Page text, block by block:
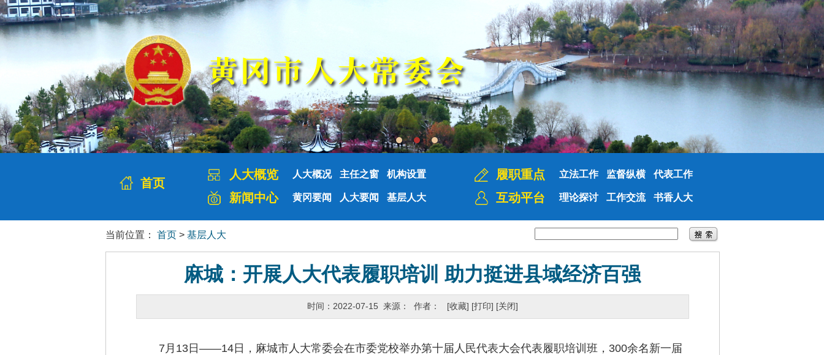
首页
人大概览 人大概况 主任之窗 机构设置
新闻中心 黄冈要闻 人大要闻 基层人大
履职重点 立法工作 监督纵横 代表工作
互动平台 理论探讨 工作交流 书香人大
当前位置： 首页 > 基层人大
麻城：开展人大代表履职培训 助力挺进县域经济百强
时间：2022-07-15 来源： 作者： [收藏] [打印] [关闭]
7月13日——14日，麻城市人大常委会在市委党校举办第十届人民代表大会代表履职培训班，300余名新一届